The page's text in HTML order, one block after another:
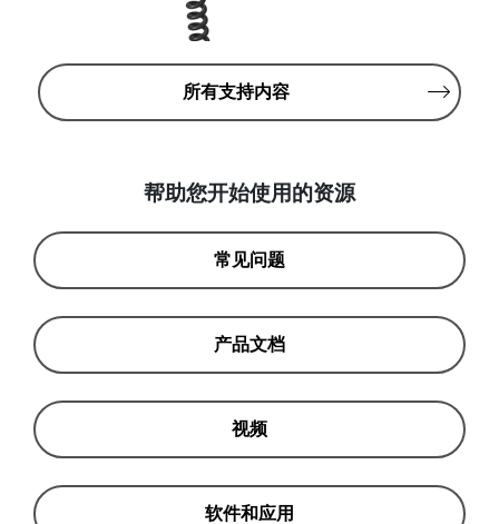
所有支持内容
帮助您开始使用的资源
常见问题
产品文档
视频
软件和应用